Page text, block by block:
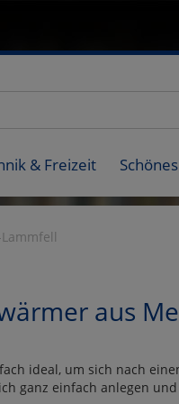
& Freizeit
aus
ideal, um sich nach
ganz einfach anlegen